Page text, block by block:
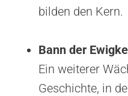
bilden den Kern.
Bann der
Ein weiterer
Geschichte, in